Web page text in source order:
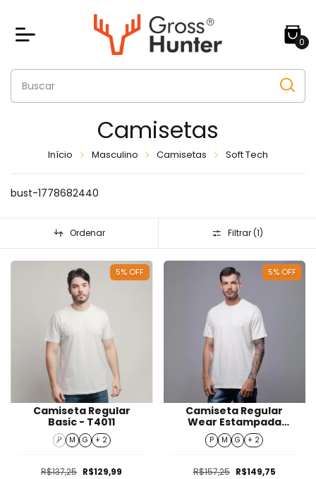
0
Camisetas
Início Masculino Camisetas Soft Tech
bust-1778682440
Ordenar Filtrar (1)
5% OFF
Camiseta Regular
Basic - T4011
P M G + 2
R$137,25 R$129,99
5% OFF
Camiseta Regular
Wear Estampada
Masculino - T424113-
OW
P M G + 2
R$157,25 R$149,75